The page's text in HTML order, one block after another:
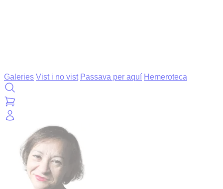
Galeries Vist i no vist Passava per aquí Hemeroteca